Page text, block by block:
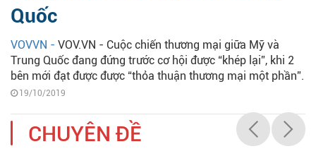
Quốc
VOVVN - VOV.VN - Cuộc chiến thương mại giữa Mỹ và
Trung Quốc đang đứng trước cơ hội được “khép lại”, khi 2
bên mới đạt được được “thỏa thuận thương mại một phần”.
19/10/2019
CHUYÊN ĐỀ